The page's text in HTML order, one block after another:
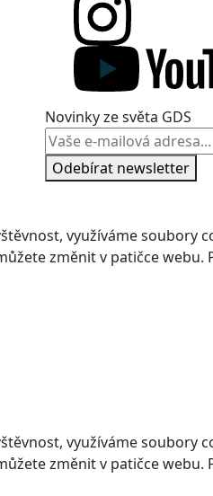
Novinky ze světa GDS
Odebírat newsletter
využíváme soubory
změnit v patičce
využíváme soubory
změnit v patičce